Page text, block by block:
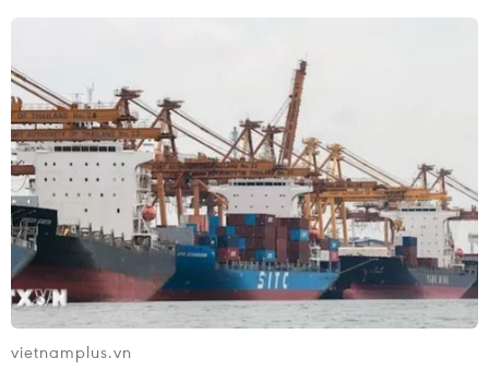
Theo dõi VietnamPlus
TẾT NGUYÊN ĐÁN GIÁP THÌN 2024
Khai hội Tây Thiên ở Vĩnh Phúc: Hành trình 'đến
vietnamplus.vn